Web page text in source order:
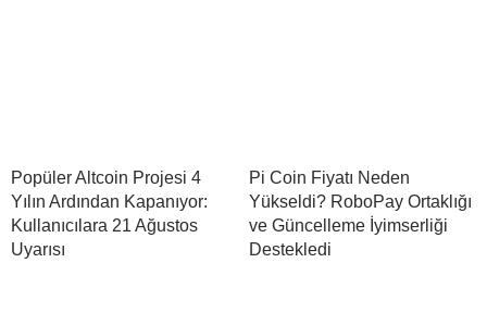
Popüler Altcoin Projesi 4
Yılın Ardından Kapanıyor:
Kullanıcılara 21 Ağustos
Uyarısı
Pi Coin Fiyatı Neden
Yükseldi? RoboPay Ortaklığı
ve Güncelleme İyimserliği
Destekledi